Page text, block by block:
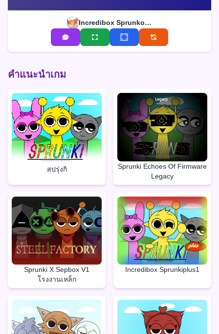
Incredibox Sprunkosc
คำแนะนำเกม
สปรุ่งกิ
Sprunki Echoes Of Firmware
Legacy
Sprunki X Sepbox V1
โรงงานเหล็ก
Incredibox Sprunkiplus1